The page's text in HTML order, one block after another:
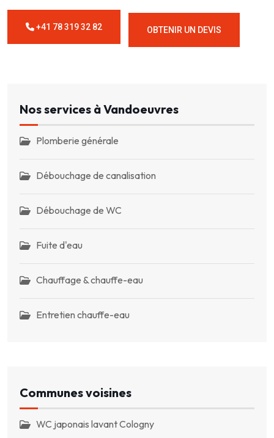
+41 78 319 32 82 OBTENIR UN DEVIS
Nos services à Vandoeuvres
Plomberie générale
Débouchage de canalisation
Débouchage de WC
Fuite d'eau
Chauffage & chauffe-eau
Entretien chauffe-eau
Communes voisines
WC japonais lavant Cologny